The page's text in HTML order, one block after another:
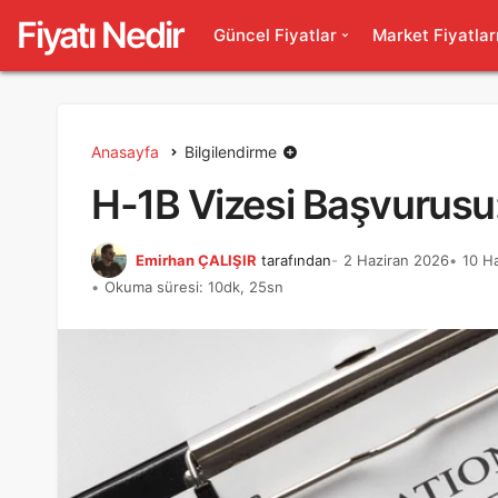
Fiyatı Nedir Güncel Fiyatlar Market
Anasayfa Bilgilendirme
H-1B Vizesi
Emirhan ÇALIŞIR tarafından 2 Haziran 2026
10
Okuma süresi: 10dk, 25sn